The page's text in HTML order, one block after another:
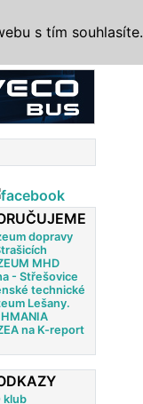
dopravy
MHD
- Střešovice
technické
Lešany.
na K-report
klub
s tím souhlasíte.